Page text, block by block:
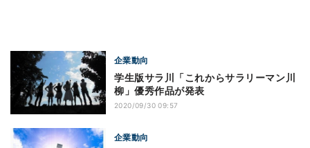
企業動向
学生版サラ川「これからサラリーマン川
柳」優秀作品が発表
2020/09/30 09:57
企業動向